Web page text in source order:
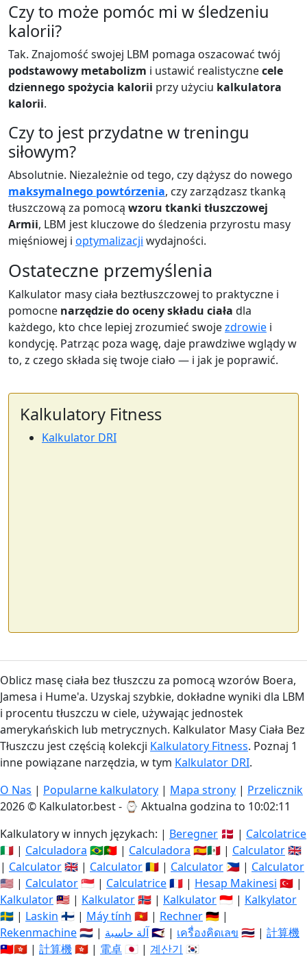
Czy to może pomóc mi w śledzeniu
kalorii?
Tak. Znajomość swojej LBM pomaga oszacować twój
podstawowy metabolizm i ustawić realistycznecele
dziennego spożycia kalorii przy użyciu kalkulatora
kalorii.
Czy to jest przydatne w treningu
siłowym?
Absolutnie. Niezależnie od tego, czy dążysz do nowego
maksymalnego powtórzenia, czy zarządzasz tkanką
tłuszczową za pomocą wzoru tkanki tłuszczowej
Armii, LBM jest kluczowe do śledzenia przyrostu masy
mięśniowej i optymalizacji wydajności.
Ostateczne przemyślenia
Kalkulator masy ciała beztłuszczowej to praktyczne i
pomocne narzędzie do oceny składu ciała dla
każdego, kto chce lepiej zrozumieć swojezdrowie i
kondycję. Patrząc poza wagę, daje prawdziwe wglądy w
to, z czego składa się twoje ciało — i jak je poprawić.
Kalkulatory Fitness
Kalkulator DRI
Oblicz masę ciała bez tłuszczu za pomocą wzorów Boera,
Jamesa i Hume'a. Uzyskaj szybkie, dokładne wyniki dla LBM
i procentu tłuszczu w ciele, używając jednostek
amerykańskich lub metrycznych. Kalkulator Masy Ciała Bez
Tłuszczu jest częścią kolekcji Kalkulatory Fitness. Poznaj 1
inne powiązane narzędzia, w tym Kalkulator DRI.
O Nas | Popularne kalkulatory | Mapa strony | Przelicznik
2026 © Kalkulator.best - ⌚ Aktualna godzina to 10:02:12
Kalkulatory w innych językach: | Beregner 🇩🇰 | Calcolatrice
🇮🇹 | Calculadora 🇧🇷🇵🇹 | Calculadora 🇪🇸🇲🇽 | Calculator🇬🇧
| Calculator🇬🇧 | Calculator🇷🇴 | Calculator 🇵🇭 | Calculator
🇺🇸 | Calculator🇸🇬 | Calculatrice🇫🇷 | Hesap Makinesi 🇹🇷 |
Kalkulator🇲🇾 | Kalkulator🇳🇴 | Kalkulator🇮🇩 | Kalkylator
🇸🇪 | Laskin 🇫🇮 | Máy tính 🇻🇳 | Rechner🇩🇪 |
Rekenmachine🇳🇱 | آلة حاسبة🇸🇦 | เครื่องคิดเลข 🇹🇭 | 計算機
🇹🇼🇭🇰 | 計算機🇭🇰 | 電卓 🇯🇵 | 계산기 🇰🇷